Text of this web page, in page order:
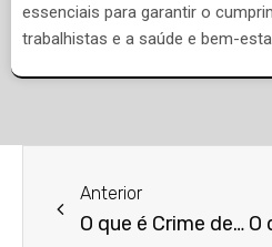
essenciais para garantir o
trabalhistas e a saúde e bem-
Anterior
O que é Crime de Difamação?